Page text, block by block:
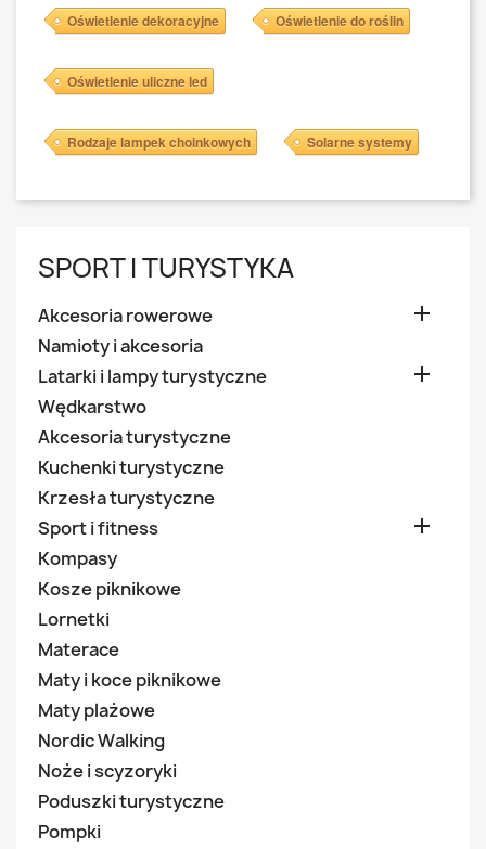
Oświetlenie dekoracyjne Oświetlenie do roślin
Oświetlenie uliczne led
Rodzaje lampek choinkowych Solarne systemy
SPORT I TURYSTYKA
Akcesoria rowerowe 
Namioty i akcesoria
Latarki i lampy turystyczne

Wędkarstwo
Akcesoria turystyczne
Kuchenki turystyczne
Krzesła turystyczne
Sport i fitness

Kompasy
Kosze piknikowe
Lornetki
Materace
Maty i koce piknikowe
Maty plażowe
Nordic Walking
Noże i scyzoryki
Poduszki turystyczne
Pompki